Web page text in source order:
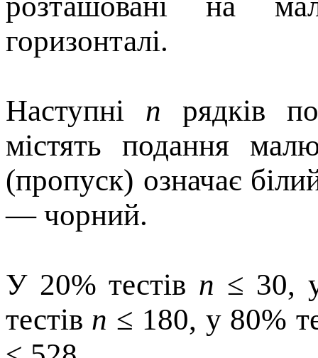
горизонталi.
Наступнi n рядкiв
мiстять подання
(пропуск) означає
— чорний.
У 20% тестів n ≤ 30,
тестів n ≤ 180, у 80%